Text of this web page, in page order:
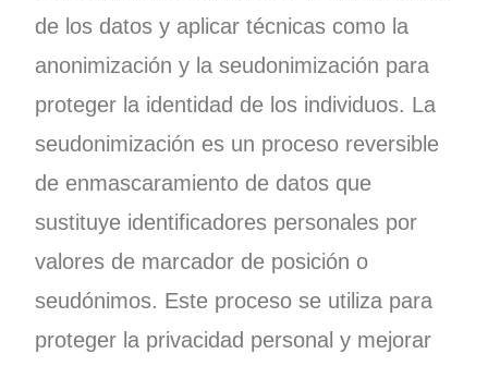
de los datos y aplicar técnicas como la
anonimización y la seudonimización para
proteger la identidad de los individuos. La
seudonimización es un proceso reversible
de enmascaramiento de datos que
sustituye identificadores personales por
valores de marcador de posición o
seudónimos. Este proceso se utiliza para
proteger la privacidad personal y mejorar